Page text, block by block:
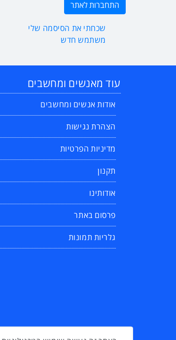
שכחתי את הסיסמה שלי
משתמש חדש
עוד מאנשים ומחשבים
אודות אנשים ומחשבים
הצהרת נגישות
מדיניות הפרטיות
תקנון
אודותינו
פרסום באתר
גלריות תמונות